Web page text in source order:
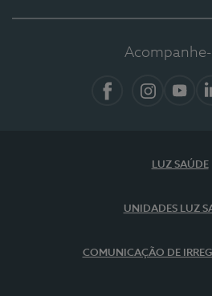
LUZ SAÚDE
UNIDADES LUZ
COMUNICAÇÃO DE